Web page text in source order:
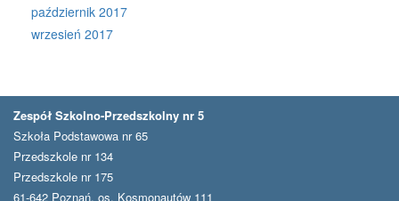
październik 2017
wrzesień 2017
Zespół Szkolno-Przedszkolny nr 5
Szkoła Podstawowa nr 65
Przedszkole nr 134
Przedszkole nr 175
61-642 Poznań, os. Kosmonautów 111